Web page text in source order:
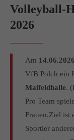
nascetur
Volleyball-
2026
Am 14.06.2026
VfB Polch ein
Maifeldhalle.
Pro Team
Frauen.Ziel ist
Sportler